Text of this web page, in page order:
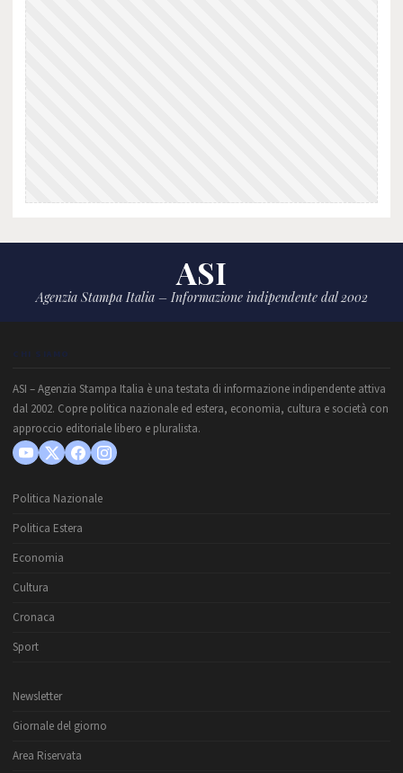
ASI
Agenzia Stampa Italia – Informazione indipendente dal 2002
CHI SIAMO
ASI – Agenzia Stampa Italia è una testata di informazione indipendente attiva
dal 2002. Copre politica nazionale ed estera, economia, cultura e società con
approccio editoriale libero e pluralista.
Politica Nazionale
Politica Estera
Economia
Cultura
Cronaca
Sport
Newsletter
Giornale del giorno
Area Riservata